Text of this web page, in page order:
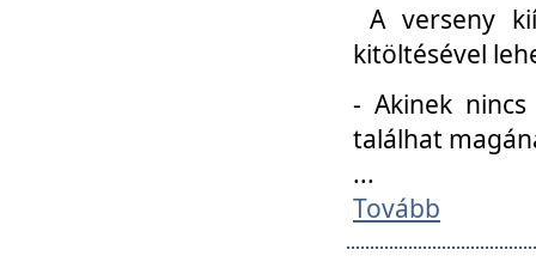
A verseny
kitöltésével
- Akinek
találhat
...
Tovább